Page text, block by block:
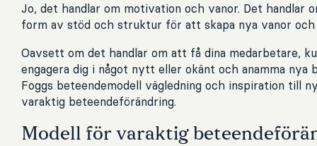
Jo, det handlar om motivation och vanor. Det handlar
form av stöd och struktur för att skapa nya vanor och
Oavsett om det handlar om att få dina medarbetare,
engagera dig i något nytt eller okänt och anamma nya
Foggs beteendemodell vägledning och inspiration till
varaktig beteendeförändring.
Modell för varaktig